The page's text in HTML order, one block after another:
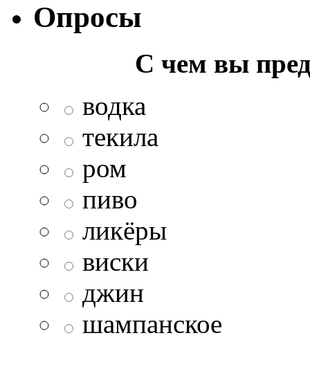
Опросы
С чем вы
водка
текила
ром
пиво
ликёры
виски
джин
шампанское